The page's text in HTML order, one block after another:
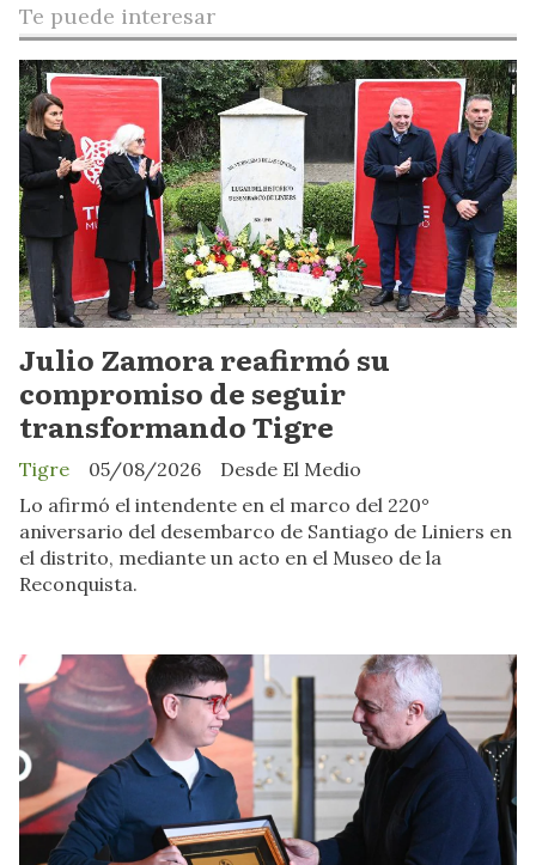
Te puede interesar
Julio Zamora reafirmó su
compromiso de seguir
transformando Tigre
Desde El Medio
Tigre
05/08/2026
Lo afirmó el intendente en el marco del 220°
aniversario del desembarco de Santiago de Liniers en
el distrito, mediante un acto en el Museo de la
Reconquista.